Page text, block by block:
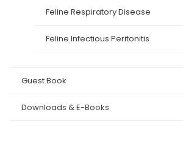
Feline Respiratory Disease
Feline Infectious Peritonitis
Guest Book
Downloads & E-Books